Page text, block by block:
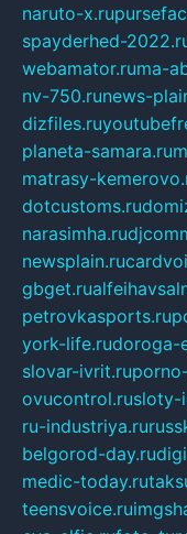
naruto-x.ru
spayderhed-
webamator.ruma-
nv-750.runews-
dizfiles.ru
planeta-samara.ru
matrasy-
dotcustoms.ru
narasimha.ru
newsplain.ru
gbget.ru
petrovkasports.ru
york-life.rudoroga-
slovar-ivrit.ru
ovucontrol.rusloty-
ru-industriya.ru
belgorod-day.ru
medic-today.ru
teensvoice.ru